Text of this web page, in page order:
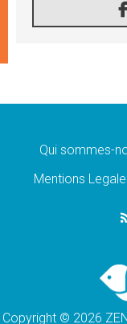
Au
Qui sommes-
Mentions
Copyright © 2026